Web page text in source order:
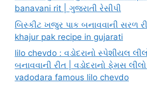
banavani rit | ગુજરાતી રેસીપી
બિસ્કીટ ખજુર પાક બનાવવાની સરળ
khajur pak recipe in gujarati
lilo chevdo : વડોદરાનો સ્પેશીયલ
બનાવવાની રીત | વડોદરાનો ફેમસ લીલો
vadodara famous lilo chevdo